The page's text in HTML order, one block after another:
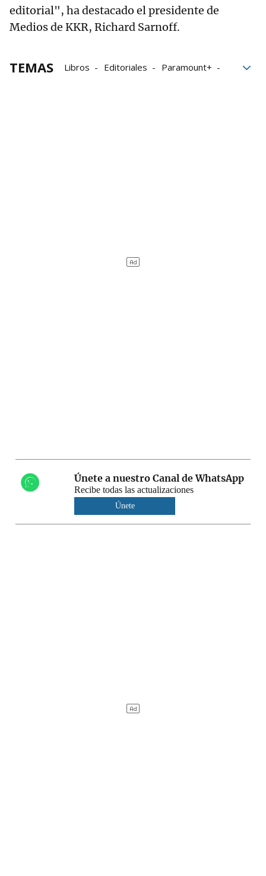
editorial", ha destacado el presidente de
Medios de KKR, Richard Sarnoff.
TEMAS Libros Editoriales
Paramount+
Únete a nuestro Canal de WhatsApp
Recibe todas las actualizaciones
Únete